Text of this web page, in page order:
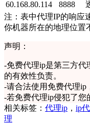
60.168.80.114
8888
注：表中代理IP的响应
你机器所在的地理位置
声明：
-免费代理ip是第三方
的有效性负责。
-请合法使用免费代理ip
-若免费代理ip侵犯了
相关标签： 代理ip ， ip
理